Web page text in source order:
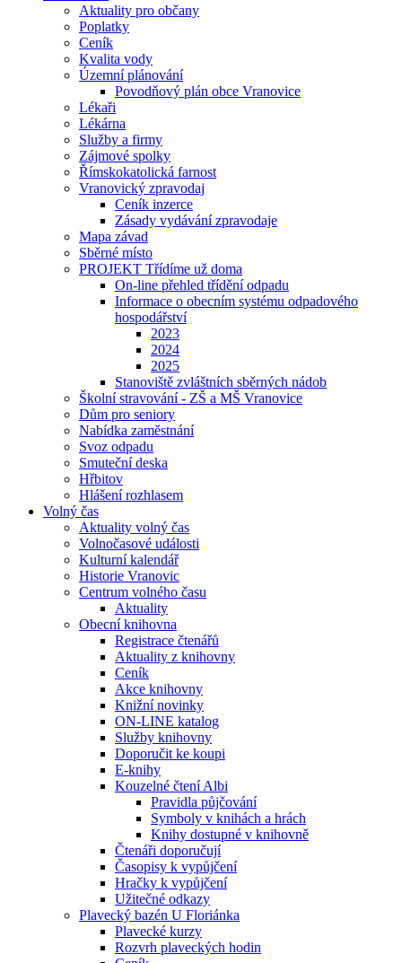
Aktuality pro občany
Poplatky
Ceník
Kvalita vody
Územní plánování
Povodňový plán obce Vranovice
Lékaři
Lékárna
Služby a firmy
Zájmové spolky
Římskokatolická farnost
Vranovický zpravodaj
Ceník inzerce
Zásady vydávání zpravodaje
Mapa závad
Sběrné místo
PROJEKT Třídíme už doma
On-line přehled třídění odpadu
Informace o obecním systému odpadového
hospodářství
2023
2024
2025
Stanoviště zvláštních sběrných nádob
Školní stravování - ZŠ a MŠ Vranovice
Dům pro seniory
Nabídka zaměstnání
Svoz odpadu
Smuteční deska
Hřbitov
Hlášení rozhlasem
Volný čas
Aktuality volný čas
Volnočasové události
Kulturní kalendář
Historie Vranovic
Centrum volného času
Aktuality
Obecní knihovna
Registrace čtenářů
Aktuality z knihovny
Ceník
Akce knihovny
Knižní novinky
ON-LINE katalog
Služby knihovny
Doporučit ke koupi
E-knihy
Kouzelné čtení Albi
Pravidla půjčování
Symboly v knihách a hrách
Knihy dostupné v knihovně
Čtenáři doporučují
Časopisy k vypůjčení
Hračky k vypůjčení
Užitečné odkazy
Plavecký bazén U Floriánka
Plavecké kurzy
Rozvrh plaveckých hodin